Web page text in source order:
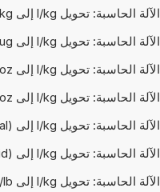
الآلة الحاسبة: تحويل l/kg إلى cm³/kg
الآلة الحاسبة: تحويل l/kg إلى ft³/slug
الآلة الحاسبة: تحويل l/kg إلى in³/oz
الآلة الحاسبة: تحويل l/kg إلى ft³/oz
الآلة الحاسبة: تحويل l/kg إلى gal/oz (imperial)
الآلة الحاسبة: تحويل l/kg إلى gal/oz (US fluid)
الآلة الحاسبة: تحويل l/kg إلى in³/lb